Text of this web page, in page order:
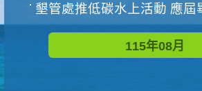
墾管處推低碳水上活動 應屆畢業
115年08月